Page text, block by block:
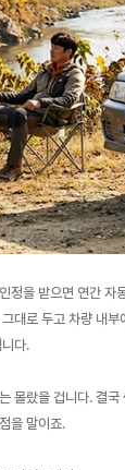
정을 받으면 연간 자
대로 두고 차량 내
다.
몰랐을 겁니다. 결
을 말이죠.